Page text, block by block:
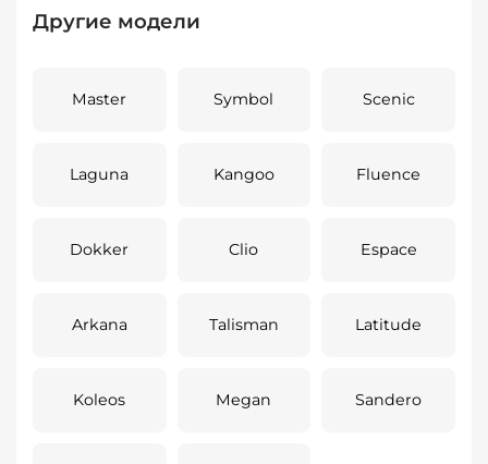
Другие модели
Master Symbol Scenic
Laguna Kangoo Fluence
Dokker Clio Espace
Arkana Talisman Latitude
Koleos Megan Sandero